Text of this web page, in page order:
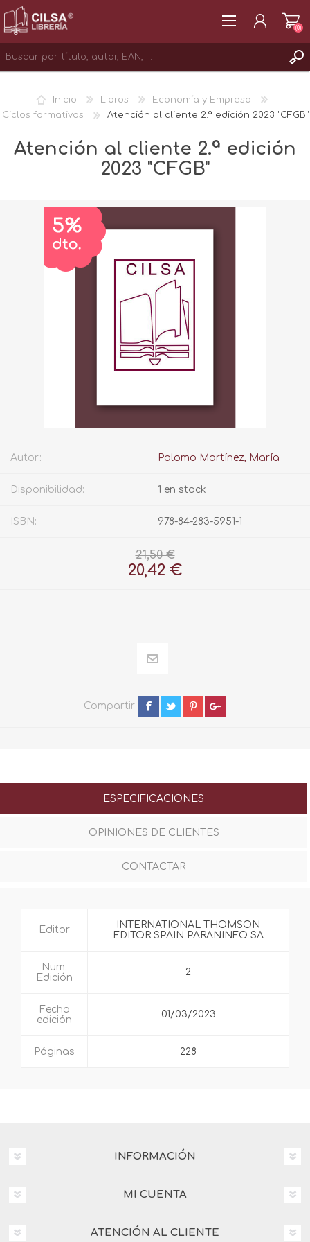
INICIAR SESIÓN
(0)
Inicio Libros
Economía y Empresa
Ciclos formativos
Atención al cliente 2.ª edición 2023 "CFGB"
Atención al cliente 2.ª edición
2023 "CFGB"
Autor: Palomo Martínez, María
Disponibilidad: 1 en stock
ISBN: 978-84-283-5951-1
21,50 €
20,42 €
Compartir
ESPECIFICACIONES
OPINIONES DE CLIENTES
CONTACTAR
Editor
INTERNATIONAL THOMSON
EDITOR SPAIN PARANINFO SA
Num.
Edición
2
Fecha
edición
01/03/2023
Páginas 228
INFORMACIÓN
MI CUENTA
ATENCIÓN AL CLIENTE